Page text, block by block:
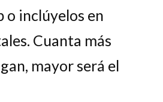
o inclúyelos en
Cuanta más
mayor será el